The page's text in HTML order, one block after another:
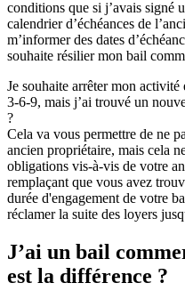
conditions que si j’avais signé
calendrier d’échéances de
m’informer des dates
souhaite résilier mon bail
Je souhaite arrêter mon
3-6-9, mais j’ai trouvé un
?
Cela va vous permettre de ne
ancien propriétaire, mais cela
obligations vis-à-vis de votre
remplaçant que vous avez
durée d'engagement de votre
réclamer la suite des loyers
J’ai un bail
est la différence ?